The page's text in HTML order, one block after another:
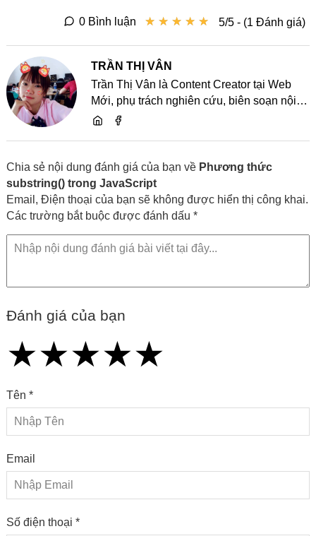
★ ★ ★ ★ ★
★ ★ ★ ★ ★ 5/5 - (1 Đánh giá)
0 Bình luận
TRẦN THỊ VÂN
Trần Thị Vân là Content Creator tại Web
Mới, phụ trách nghiên cứu, biên soạn nội
dung và chia sẻ kiến thức về website, SEO,
Chia sẻ nội dung đánh giá của bạn về Phương thức
substring() trong JavaScript
Email, Điện thoại của bạn sẽ không được hiển thị công khai.
Các trường bắt buộc được đánh dấu *
Đánh giá của bạn
★
★★
★★★
★★★★
★★★★★
Tên *
Email
Số điện thoại *